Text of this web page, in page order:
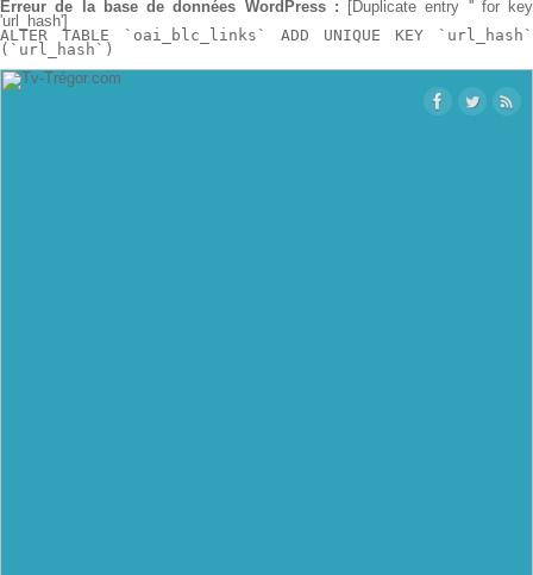
Erreur de la base de données WordPress : [Duplicate entry '' for key
'url_hash']
ALTER TABLE `oai_blc_links` ADD UNIQUE KEY `url_hash`
(`url_hash`)